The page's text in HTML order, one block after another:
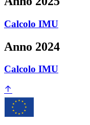
Calcolo IMU
Anno 2024
Calcolo IMU